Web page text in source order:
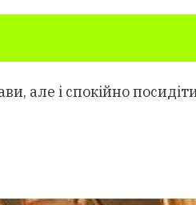
але і спокійно